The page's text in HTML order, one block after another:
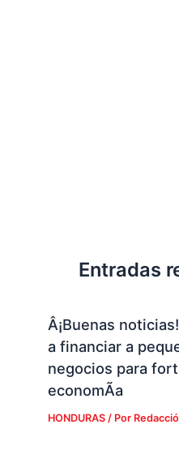
Entradas
Â¡Buenas
a financiar a
negocios para
economÃ­a
HONDURAS/ Por